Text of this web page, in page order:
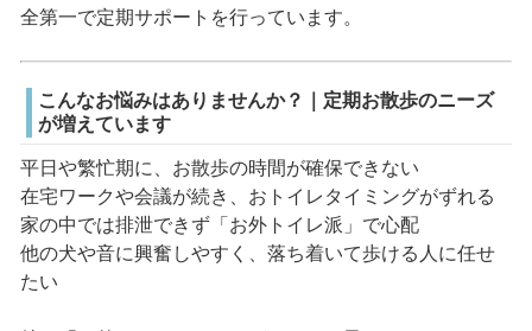
全第一で定期サポートを行っています。
こんなお悩みはありませんか？｜定期お散歩のニーズ
が増えています
平日や繁忙期に、お散歩の時間が確保できない
在宅ワークや会議が続き、おトイレタイミングがずれる
家の中では排泄できず「お外トイレ派」で心配
他の犬や音に興奮しやすく、落ち着いて歩ける人に任せ
たい